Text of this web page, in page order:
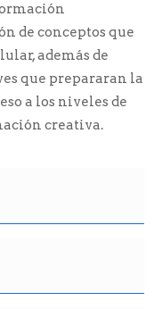
de conceptos que
además de
que prepararan la
a los niveles de
creativa.